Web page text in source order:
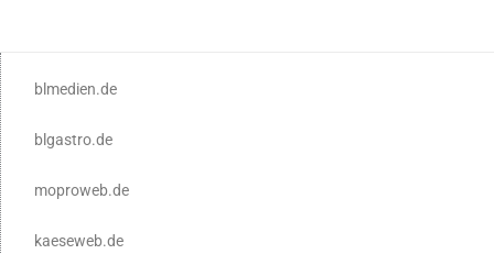
blmedien.de
blgastro.de
moproweb.de
kaeseweb.de